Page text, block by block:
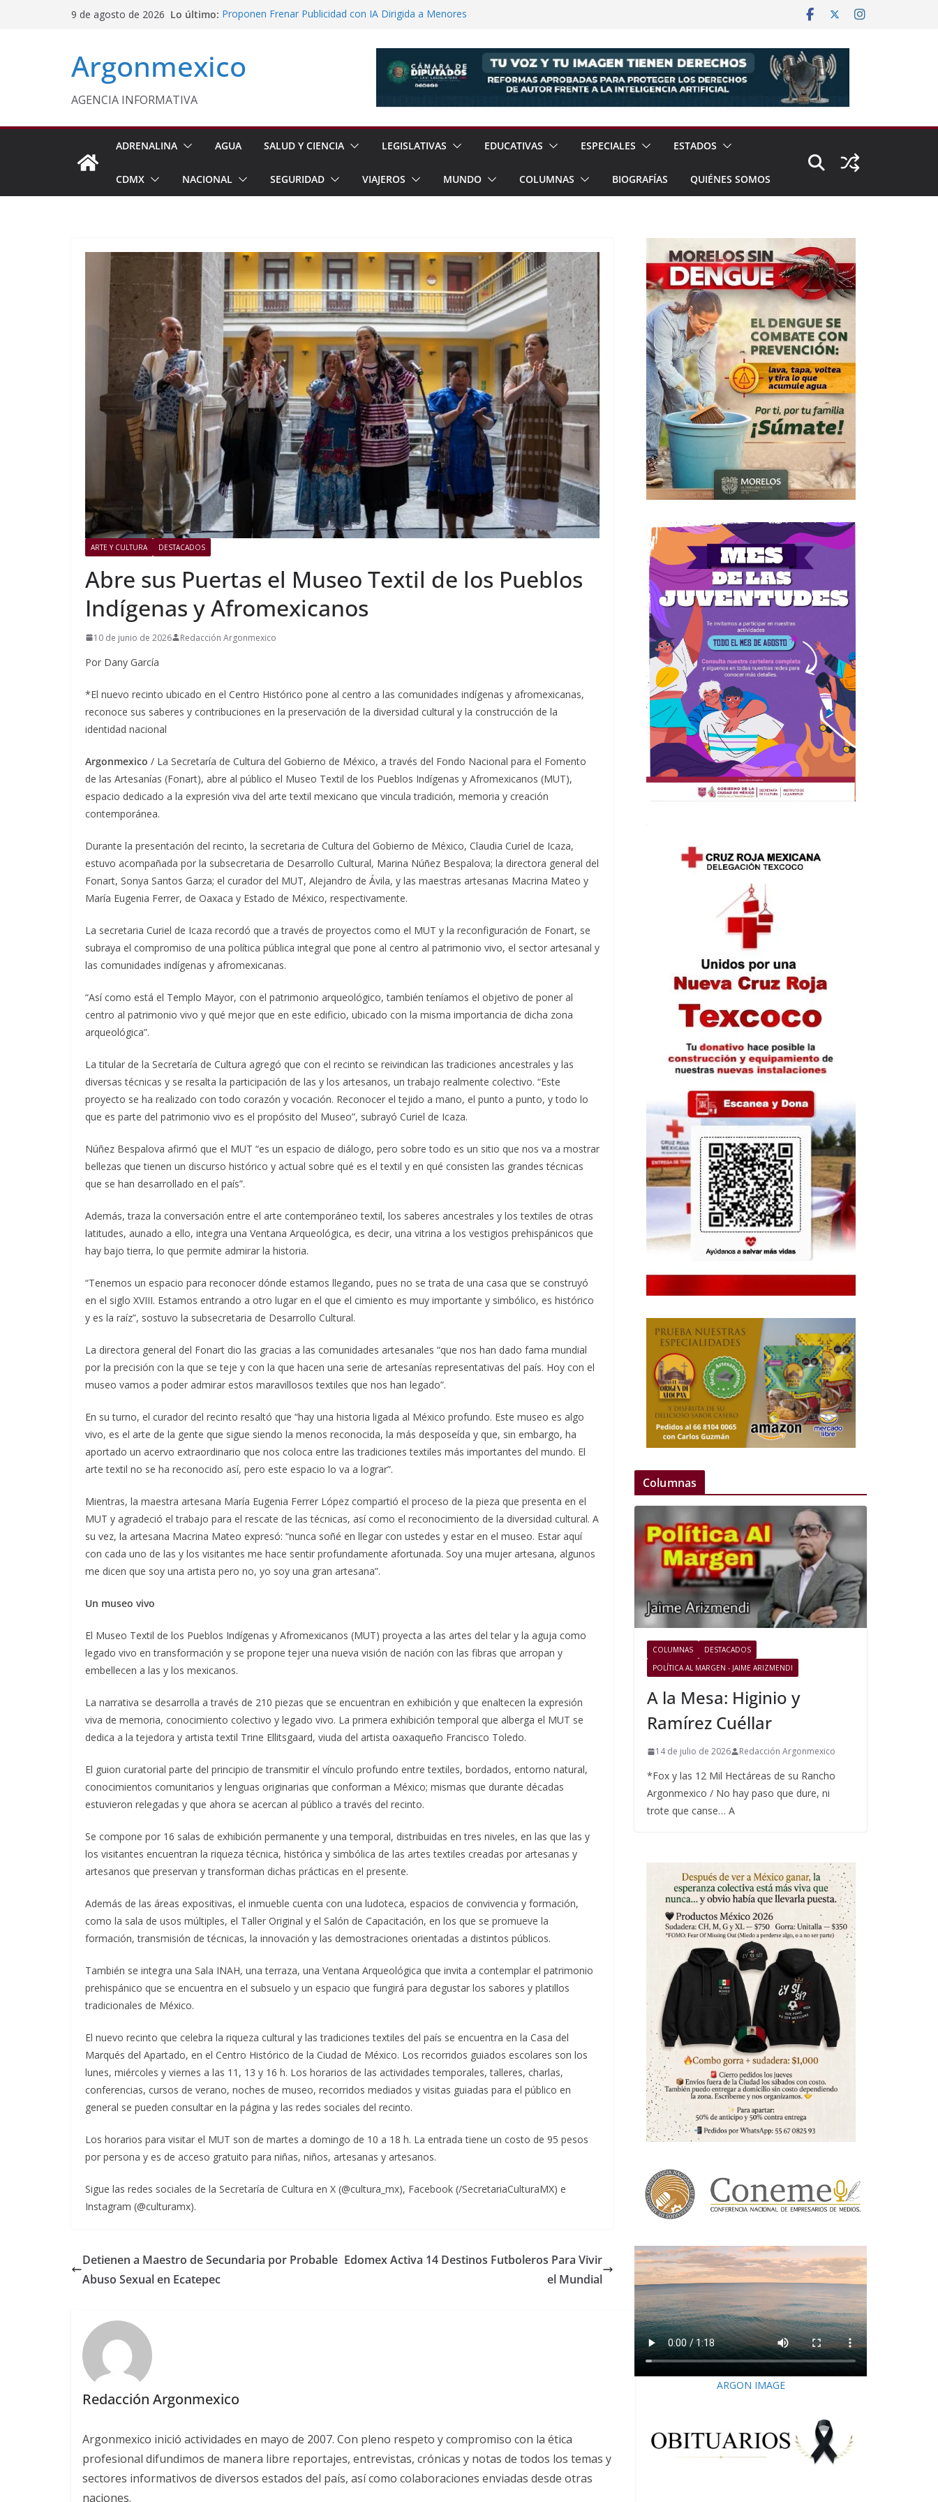
9 de agosto de 2026 Lo último: Proponen Frenar Publicidad con IA Dirigida a Menores
Café Mexiquense Conquista Mercado Chino con Acuerdo de
Exportación
Sheinbaum y Delfina Gómez Refuerzan Oferta Educativa en
Nuevo CBTA en Texcoco
Argonmexico
AGENCIA INFORMATIVA
ADRENALINA AGUA SALUD Y CIENCIA LEGISLATIVAS EDUCATIVAS ESPECIALES ESTADOS
CDMX NACIONAL SEGURIDAD VIAJEROS MUNDO COLUMNAS BIOGRAFÍAS QUIÉNES SOMOS
ARTE Y CULTURA DESTACADOS
Abre sus Puertas el Museo Textil de los Pueblos
Indígenas y Afromexicanos
10 de junio de 2026 Redacción Argonmexico
Por Dany García
*El nuevo recinto ubicado en el Centro Histórico pone al centro a las comunidades indígenas y afromexicanas,
reconoce sus saberes y contribuciones en la preservación de la diversidad cultural y la construcción de la
identidad nacional
Argonmexico / La Secretaría de Cultura del Gobierno de México, a través del Fondo Nacional para el Fomento
de las Artesanías (Fonart), abre al público el Museo Textil de los Pueblos Indígenas y Afromexicanos (MUT),
espacio dedicado a la expresión viva del arte textil mexicano que vincula tradición, memoria y creación
contemporánea.
Durante la presentación del recinto, la secretaria de Cultura del Gobierno de México, Claudia Curiel de Icaza,
estuvo acompañada por la subsecretaria de Desarrollo Cultural, Marina Núñez Bespalova; la directora general del
Fonart, Sonya Santos Garza; el curador del MUT, Alejandro de Ávila, y las maestras artesanas Macrina Mateo y
María Eugenia Ferrer, de Oaxaca y Estado de México, respectivamente.
La secretaria Curiel de Icaza recordó que a través de proyectos como el MUT y la reconfiguración de Fonart, se
subraya el compromiso de una política pública integral que pone al centro al patrimonio vivo, el sector artesanal y
las comunidades indígenas y afromexicanas.
“Así como está el Templo Mayor, con el patrimonio arqueológico, también teníamos el objetivo de poner al
centro al patrimonio vivo y qué mejor que en este edificio, ubicado con la misma importancia de dicha zona
arqueológica”.
La titular de la Secretaría de Cultura agregó que con el recinto se reivindican las tradiciones ancestrales y las
diversas técnicas y se resalta la participación de las y los artesanos, un trabajo realmente colectivo. “Este
proyecto se ha realizado con todo corazón y vocación. Reconocer el tejido a mano, el punto a punto, y todo lo
que es parte del patrimonio vivo es el propósito del Museo”, subrayó Curiel de Icaza.
Núñez Bespalova afirmó que el MUT “es un espacio de diálogo, pero sobre todo es un sitio que nos va a mostrar
bellezas que tienen un discurso histórico y actual sobre qué es el textil y en qué consisten las grandes técnicas
que se han desarrollado en el país”.
Además, traza la conversación entre el arte contemporáneo textil, los saberes ancestrales y los textiles de otras
latitudes, aunado a ello, integra una Ventana Arqueológica, es decir, una vitrina a los vestigios prehispánicos que
hay bajo tierra, lo que permite admirar la historia.
“Tenemos un espacio para reconocer dónde estamos llegando, pues no se trata de una casa que se construyó
en el siglo XVIII. Estamos entrando a otro lugar en el que el cimiento es muy importante y simbólico, es histórico
y es la raíz”, sostuvo la subsecretaria de Desarrollo Cultural.
La directora general del Fonart dio las gracias a las comunidades artesanales “que nos han dado fama mundial
por la precisión con la que se teje y con la que hacen una serie de artesanías representativas del país. Hoy con el
museo vamos a poder admirar estos maravillosos textiles que nos han legado”.
En su turno, el curador del recinto resaltó que “hay una historia ligada al México profundo. Este museo es algo
vivo, es el arte de la gente que sigue siendo la menos reconocida, la más desposeída y que, sin embargo, ha
aportado un acervo extraordinario que nos coloca entre las tradiciones textiles más importantes del mundo. El
arte textil no se ha reconocido así, pero este espacio lo va a lograr”.
Mientras, la maestra artesana María Eugenia Ferrer López compartió el proceso de la pieza que presenta en el
MUT y agradeció el trabajo para el rescate de las técnicas, así como el reconocimiento de la diversidad cultural. A
su vez, la artesana Macrina Mateo expresó: “nunca soñé en llegar con ustedes y estar en el museo. Estar aquí
con cada uno de las y los visitantes me hace sentir profundamente afortunada. Soy una mujer artesana, algunos
me dicen que soy una artista pero no, yo soy una gran artesana”.
Un museo vivo
El Museo Textil de los Pueblos Indígenas y Afromexicanos (MUT) proyecta a las artes del telar y la aguja como
legado vivo en transformación y se propone tejer una nueva visión de nación con las fibras que arropan y
embellecen a las y los mexicanos.
La narrativa se desarrolla a través de 210 piezas que se encuentran en exhibición y que enaltecen la expresión
viva de memoria, conocimiento colectivo y legado vivo. La primera exhibición temporal que alberga el MUT se
dedica a la tejedora y artista textil Trine Ellitsgaard, viuda del artista oaxaqueño Francisco Toledo.
El guion curatorial parte del principio de transmitir el vínculo profundo entre textiles, bordados, entorno natural,
conocimientos comunitarios y lenguas originarias que conforman a México; mismas que durante décadas
estuvieron relegadas y que ahora se acercan al público a través del recinto.
Se compone por 16 salas de exhibición permanente y una temporal, distribuidas en tres niveles, en las que las y
los visitantes encuentran la riqueza técnica, histórica y simbólica de las artes textiles creadas por artesanas y
artesanos que preservan y transforman dichas prácticas en el presente.
Además de las áreas expositivas, el inmueble cuenta con una ludoteca, espacios de convivencia y formación,
como la sala de usos múltiples, el Taller Original y el Salón de Capacitación, en los que se promueve la
formación, transmisión de técnicas, la innovación y las demostraciones orientadas a distintos públicos.
También se integra una Sala INAH, una terraza, una Ventana Arqueológica que invita a contemplar el patrimonio
prehispánico que se encuentra en el subsuelo y un espacio que fungirá para degustar los sabores y platillos
tradicionales de México.
El nuevo recinto que celebra la riqueza cultural y las tradiciones textiles del país se encuentra en la Casa del
Marqués del Apartado, en el Centro Histórico de la Ciudad de México. Los recorridos guiados escolares son los
lunes, miércoles y viernes a las 11, 13 y 16 h. Los horarios de las actividades temporales, talleres, charlas,
conferencias, cursos de verano, noches de museo, recorridos mediados y visitas guiadas para el público en
general se pueden consultar en la página y las redes sociales del recinto.
Los horarios para visitar el MUT son de martes a domingo de 10 a 18 h. La entrada tiene un costo de 95 pesos
por persona y es de acceso gratuito para niñas, niños, artesanas y artesanos.
Sigue las redes sociales de la Secretaría de Cultura en X (@cultura_mx), Facebook (/SecretariaCulturaMX) e
Instagram (@culturamx).
Detienen a Maestro de Secundaria por Probable
Abuso Sexual en Ecatepec
Edomex Activa 14 Destinos Futboleros Para Vivir
el Mundial
Redacción Argonmexico
Argonmexico inició actividades en mayo de 2007. Con pleno respeto y compromiso con la ética
profesional difundimos de manera libre reportajes, entrevistas, crónicas y notas de todos los temas y
sectores informativos de diversos estados del país, así como colaboraciones enviadas desde otras
naciones.
Columnas
COLUMNAS
DESTACADOS
POLÍTICA AL MARGEN - JAIME ARIZMENDI
A la Mesa: Higinio y
Ramírez Cuéllar
14 de julio de 2026 Redacción Argonmexico
*Fox y las 12 Mil Hectáreas de su Rancho
Argonmexico / No hay paso que dure, ni
trote que canse… A
ARGON IMAGE